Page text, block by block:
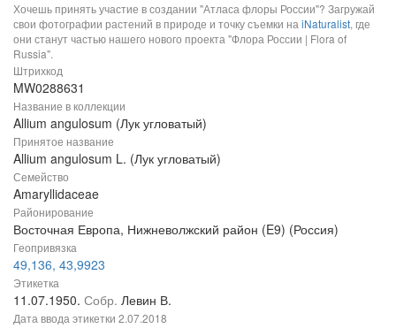
Хочешь принять участие в создании "Атласа флоры России"? Загружай
свои фотографии растений в природе и точку съемки на iNaturalist, где
они станут частью нашего нового проекта "Флора России | Flora of
Russia".
Штрихкод
MW0288631
Название в коллекции
Allium angulosum (Лук угловатый)
Принятое название
Allium angulosum L. (Лук угловатый)
Семейство
Amaryllidaceae
Районирование
Восточная Европа, Нижневолжский район (E9) (Россия)
Геопривязка
49,136, 43,9923
Этикетка
11.07.1950. Собр. Левин В.
Дата ввода этикетки 2.07.2018